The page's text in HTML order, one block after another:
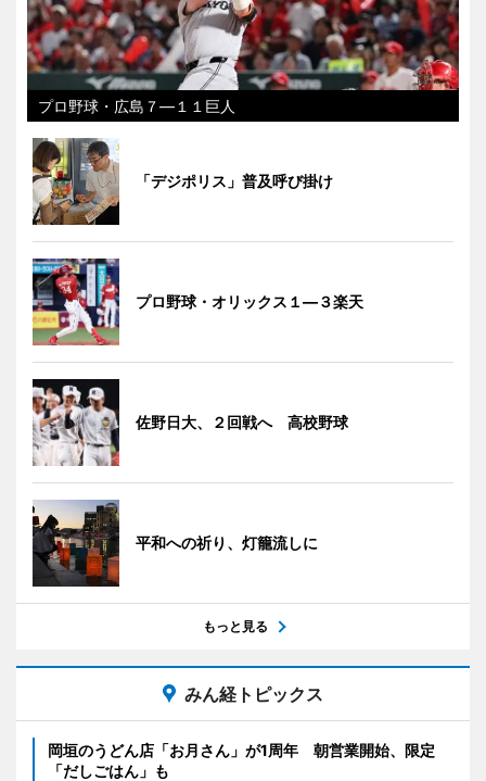
プロ野球・広島７―１１巨人
「デジポリス」普及呼び掛け
プロ野球・オリックス１―３楽天
佐野日大、２回戦へ 高校野球
平和への祈り、灯籠流しに
もっと見る
みん経トピックス
岡垣のうどん店「お月さん」が1周年 朝営業開始、限定
「だしごはん」も